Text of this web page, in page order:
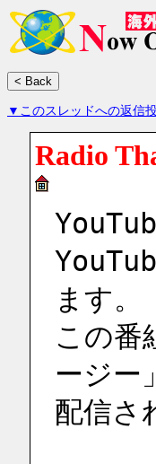
▼このスレッドへの返信
Radio
ます。
この番
ージー
配信さ